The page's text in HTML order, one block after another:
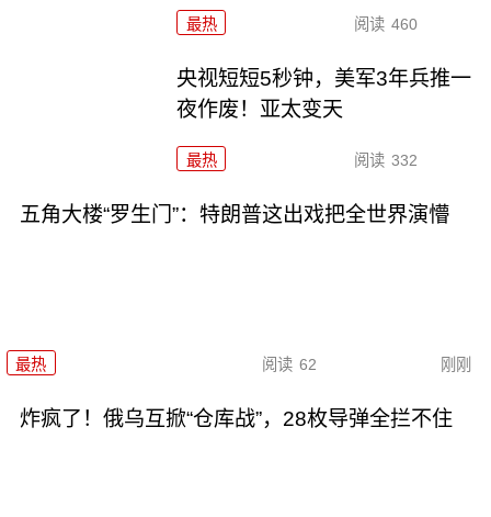
最热 阅读 460
央视短短5秒钟，美军3年兵推一
夜作废！亚太变天
最热 阅读 332
五角大楼“罗生门”：特朗普这出戏把全世界演懵
最热 阅读 62 刚刚
炸疯了！俄乌互掀“仓库战”，28枚导弹全拦不住